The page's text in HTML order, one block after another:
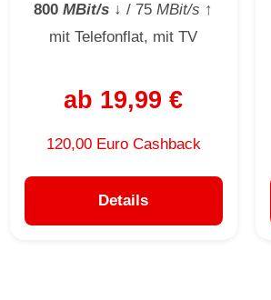
800 MBit/s ↓ / 75 MBit/s ↑
mit Telefonflat, mit TV
ab 19,99 €
120,00 Euro Cashback
Details